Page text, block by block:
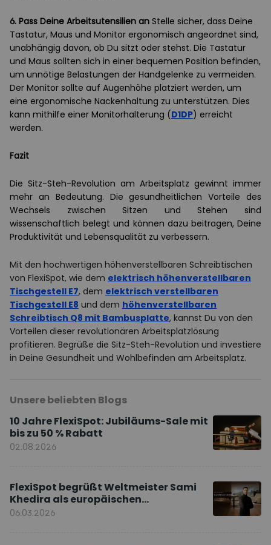
6. Pass Deine Arbeitsutensilien an Stelle sicher, dass Deine
Tastatur, Maus und Monitor ergonomisch angeordnet sind,
unabhängig davon, ob Du sitzt oder stehst. Die Tastatur
und Maus sollten sich in einer bequemen Position befinden,
um unnötige Belastungen der Handgelenke zu vermeiden.
Der Monitor sollte auf Augenhöhe platziert werden, um
eine ergonomische Nackenhaltung zu unterstützen. Dies
kann mithilfe einer Monitorhalterung (D1DP) erreicht
werden.
Fazit
Die Sitz-Steh-Revolution am Arbeitsplatz gewinnt immer
mehr an Bedeutung. Die gesundheitlichen Vorteile des
Wechsels zwischen Sitzen und Stehen sind
wissenschaftlich belegt und können dazu beitragen, Deine
Produktivität und Lebensqualität zu verbessern.
Mit den hochwertigen höhenverstellbaren Schreibtischen
von FlexiSpot, wie dem elektrisch höhenverstellbaren
Tischgestell E7, dem elektrisch verstellbaren
Tischgestell E8 und dem höhenverstellbaren
Schreibtisch Q8 mit Bambusplatte, kannst Du von den
Vorteilen dieser revolutionären Arbeitsplatzlösung
profitieren. Begrüße die Sitz-Steh-Revolution und investiere
in Deine Gesundheit und Wohlbefinden am Arbeitsplatz.
Unsere beliebten Blogs
10 Jahre FlexiSpot: Jubiläums-Sale mit
bis zu 50 % Rabatt
02.08.2026
FlexiSpot begrüßt Weltmeister Sami
Khedira als europäischen
Markenbotschafter
06.03.2026